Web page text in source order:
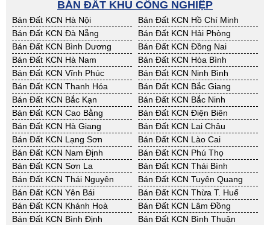
BÁN ĐẤT KHU CÔNG NGHIỆP
Bán Đất KCN Hà Nội
Bán Đất KCN Hồ Chí Minh
Bán Đất KCN Đà Nẵng
Bán Đất KCN Hải Phòng
Bán Đất KCN Bình Dương
Bán Đất KCN Đồng Nai
Bán Đất KCN Hà Nam
Bán Đất KCN Hòa Bình
Bán Đất KCN Vĩnh Phúc
Bán Đất KCN Ninh Bình
Bán Đất KCN Thanh Hóa
Bán Đất KCN Bắc Giang
Bán Đất KCN Bắc Kạn
Bán Đất KCN Bắc Ninh
Bán Đất KCN Cao Bằng
Bán Đất KCN Điện Biên
Bán Đất KCN Hà Giang
Bán Đất KCN Lai Châu
Bán Đất KCN Lạng Sơn
Bán Đất KCN Lào Cai
Bán Đất KCN Nam Định
Bán Đất KCN Phú Thọ
Bán Đất KCN Sơn La
Bán Đất KCN Thái Bình
Bán Đất KCN Thái Nguyên
Bán Đất KCN Tuyên Quang
Bán Đất KCN Yên Bái
Bán Đất KCN Thừa T. Huế
Bán Đất KCN Khánh Hoà
Bán Đất KCN Lâm Đồng
Bán Đất KCN Bình Định
Bán Đất KCN Bình Thuận